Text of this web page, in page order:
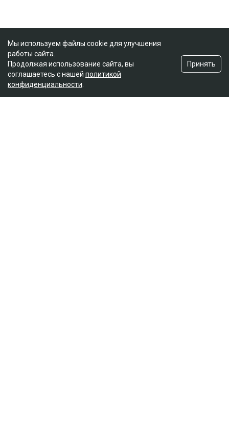
Мы используем файлы cookie для улучшения
работы сайта.
Продолжая использование сайта, вы
соглашаетесь с нашей политикой
конфиденциальности
Принять